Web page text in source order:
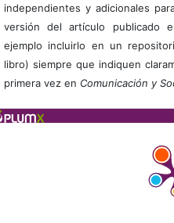
independientes y adicionales
versión del artículo publicado
ejemplo incluirlo en un
libro) siempre que indiquen
primera vez en Comunicación y